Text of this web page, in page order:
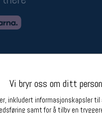
Vi bryr oss om ditt
inkludert informasjonskapsler
samt for å tilby en